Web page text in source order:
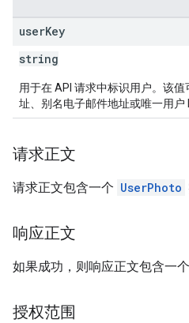
userKey
string
用于在 API 请求中标识用户。该
址、别名电子邮件地址或唯一用户
请求正文
请求正文包含一个 UserPhoto
响应正文
如果成功，则响应正文包含一个
授权范围